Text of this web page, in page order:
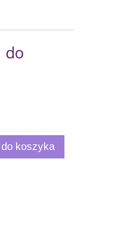
do
do koszyka